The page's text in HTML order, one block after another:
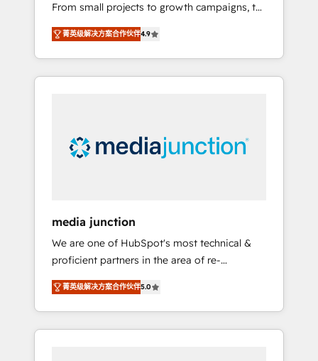
backed by over 10+ years of HubSpot
experience ✔️Flexible pricing models —
Hourly-fee (assigned one Dedicated
HubSpot Admin); Monthly-fee (HubSpot
Admin + Project Manager); and Fixed Project
bundle services. Connect with us today!
From small projects to growth campaigns, to
CRM and websites. Hire an agency that's
experienced in every inch of HubSpot and
willing to work hand-in-hand with your team
to simplify the complex and build a better
菁英级解决方案合作伙伴4.9
media junction
We are one of HubSpot's most technical &
proficient partners in the area of re-
platforming, website design & development.
We specialize in multi-hub implementations
for mid-market & enterprise companies. We
are woman-owned, powered by coffee, and
菁英级解决方案合作伙伴5.0